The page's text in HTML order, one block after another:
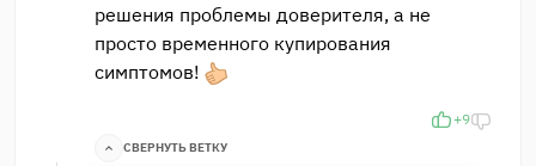
решения проблемы доверителя, а не
просто временного купирования
симптомов!
+9
СВЕРНУТЬ ВЕТКУ